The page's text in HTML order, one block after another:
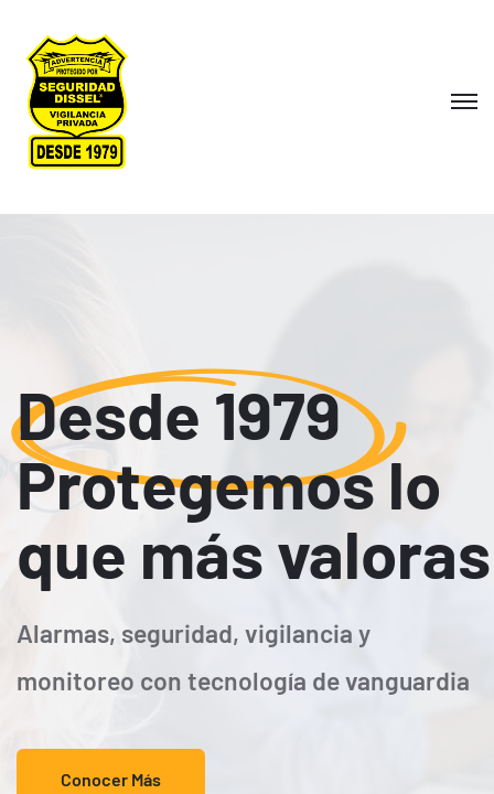
Desde 1979
Protegemos lo
que más valoras
Alarmas, seguridad, vigilancia y
monitoreo con tecnología de vanguardia
Conocer Más